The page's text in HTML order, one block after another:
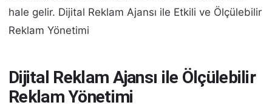
hale gelir. Dijital Reklam Ajansı ile Etkili ve Ölçülebilir
Reklam Yönetimi
Dijital Reklam Ajansı ile Ölçülebilir
Reklam Yönetimi